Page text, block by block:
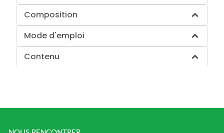
Composition
Mode d'emploi
Contenu